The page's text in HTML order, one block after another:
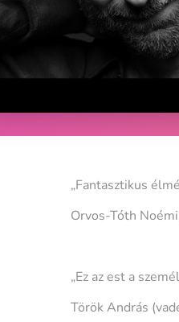
„Fantasztikus
Orvos-Tóth
„Ez az est a
Török András